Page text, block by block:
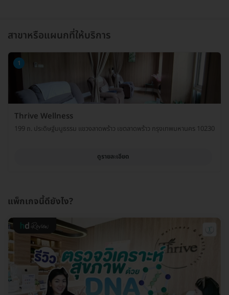
สาขาหรือแผนกที่ให้บริการ
1
Thrive Wellness
199 ถ. ประดิษฐ์มนูธรรม แขวงลาดพร้าว เขตลาดพร้าว กรุงเทพมหานคร 10230
ดูรายละเอียด
แพ็กเกจนี้ดียังไง?